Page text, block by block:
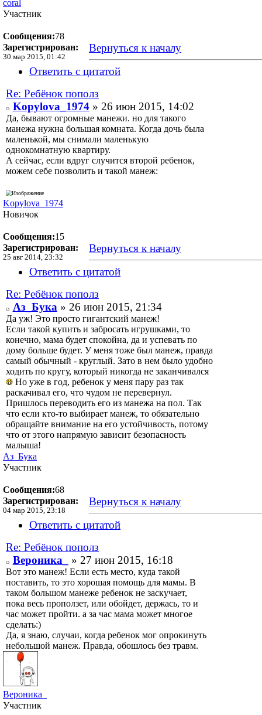
coral
Участник
Сообщения:78
Зарегистрирован:
30 мар 2015, 01:42
Вернуться к началу
Ответить с цитатой
Re: Ребёнок пополз
Kopylova_1974» 26 июн 2015, 14:02
Да, бывают огромные манежи. но для такого
манежа нужна большая комната. Когда дочь была
маленькой, мы снимали маленькую
однокомнатную квартиру.
А сейчас, если вдруг случится второй ребенок,
можем себе позволить и такой манеж:
Kopylova_1974
Новичок
Сообщения:15
Зарегистрирован:
25 авг 2014, 23:32
Вернуться к началу
Ответить с цитатой
Re: Ребёнок пополз
Аз_Бука» 26 июн 2015, 21:34
Да уж! Это просто гигантский манеж!
Если такой купить и забросать игрушками, то
конечно, мама будет спокойна, да и успевать по
дому больше будет. У меня тоже был манеж, правда
самый обычный - круглый. Зато в нем было удобно
ходить по кругу, который никогда не заканчивался
Но уже в год, ребенок у меня пару раз так
раскачивал его, что чудом не перевернул.
Пришлось переводить его из манежа на пол. Так
что если кто-то выбирает манеж, то обязательно
обращайте внимание на его устойчивость, потому
что от этого напрямую зависит безопасность
малыша!
Аз_Бука
Участник
Сообщения:68
Зарегистрирован:
04 мар 2015, 23:18
Вернуться к началу
Ответить с цитатой
Re: Ребёнок пополз
Вероника_
» 27 июн 2015, 16:18
Вот это манеж! Если есть место, куда такой
поставить, то это хорошая помощь для мамы. В
таком большом манеже ребенок не заскучает,
пока весь проползет, или обойдет, держась, то и
час может пройти. а за час мама может многое
сделать:)
Да, я знаю, случаи, когда ребенок мог опрокинуть
небольшой манеж. Правда, обошлось без травм.
Вероника_
Участник